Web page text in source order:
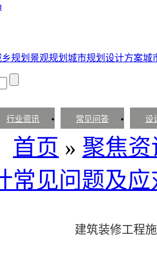
规划 景观规划 城市规划设计方案城
行业资讯 常见问答 设
首页 » 聚焦资
常见问题及应
建筑装修工程